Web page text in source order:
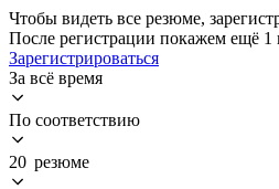
Чтобы видеть все резюме,
После регистрации покажем ещё 1
Зарегистрироваться
За всё время
По соответствию
20 резюме